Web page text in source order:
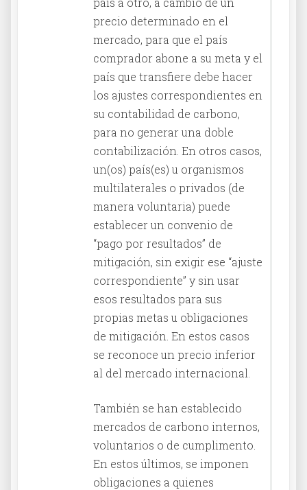
precio determinado en el
mercado, para que el país
comprador abone a su meta y el
país que transfiere debe hacer
los ajustes correspondientes en
su contabilidad de carbono,
para no generar una doble
contabilización. En otros casos,
un(os) país(es) u organismos
multilaterales o privados (de
manera voluntaria) puede
establecer un convenio de
“pago por resultados” de
mitigación, sin exigir ese “ajuste
correspondiente” y sin usar
esos resultados para sus
propias metas u obligaciones
de mitigación. En estos casos
se reconoce un precio inferior
al del mercado internacional.
También se han establecido
mercados de carbono internos,
voluntarios o de cumplimento.
En estos últimos, se imponen
obligaciones a quienes